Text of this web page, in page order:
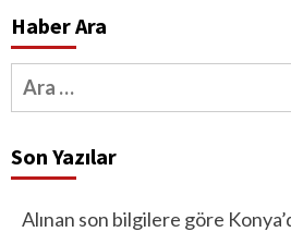
Haber Ara
Arama:
Son Yazılar
Alınan son bilgilere göre